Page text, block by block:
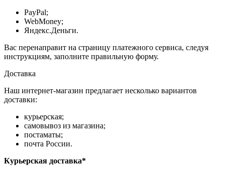
PayPal;
WebMoney;
Яндекс.Деньги.
Вас перенаправит на страницу платежного сервиса, следуя
инструкциям, заполните правильную форму.
Доставка
Наш интернет-магазин предлагает несколько вариантов
доставки:
курьерская;
самовывоз из магазина;
постаматы;
почта России.
Курьерская доставка*